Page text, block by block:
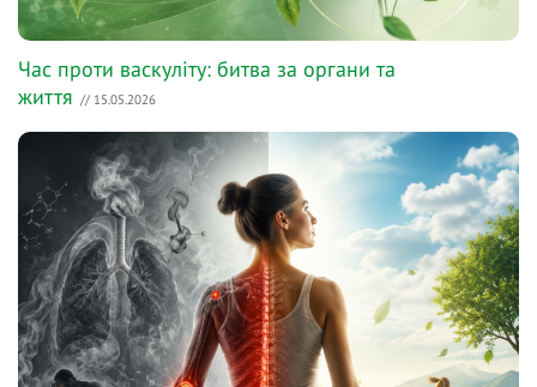
Час проти васкуліту: битва за органи та
життя // 15.05.2026